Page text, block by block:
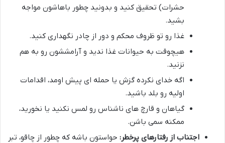
حشرات) تحقیق کنید و بدونید چطور باهاشون مواجه
بشید.
غذا رو تو ظروف محکم و دور از چادر نگهداری کنید.
هیچوقت به حیوانات غذا ندید و آرامششون رو به هم
نزنید.
اگه خدای نکرده گزش یا حمله ای پیش اومد، اقدامات
اولیه رو بلد باشید.
گیاهان و قارچ های ناشناس رو لمس نکنید یا نخورید،
ممکنه سمی باشن.
اجتناب از رفتارهای پرخطر: حواستون باشه که چطور از چاقو، تبر